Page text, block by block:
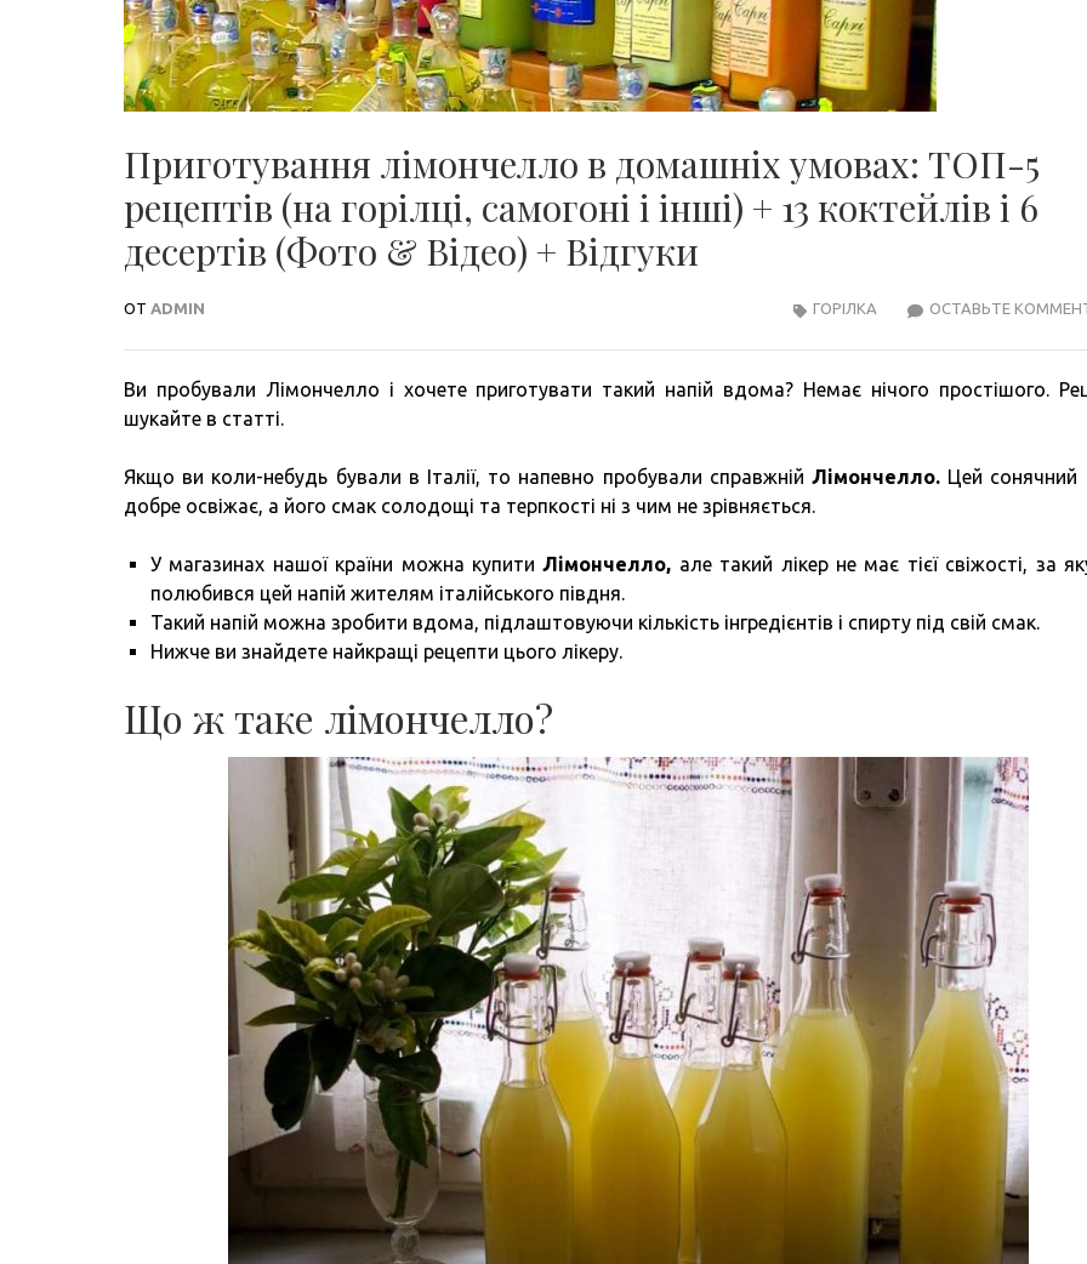
Приготування лімончелло в домашніх умовах: ТОП-5
рецептів (на горілці, самогоні і інші) + 13 коктейлів і 6
десертів (Фото & Відео) + Відгуки
ОТ ADMIN ОСТАВЬТЕ
ГОРІЛКА
Ви пробували Лімончелло і хочете приготувати такий напій вдома? Немає нічого простішого.
шукайте в статті.
Якщо ви коли-небудь бували в Італії, то напевно пробували справжній Лімончелло.Цей сонячний
добре освіжає, а його смак солодощі та терпкості ні з чим не зрівняється.
У магазинах нашої країни можна купитиЛімончелло, але такий лікер не має тієї свіжості, за
полюбився цей напій жителям італійського півдня.
Такий напій можна зробити вдома, підлаштовуючи кількість інгредієнтів і спирту під свій смак.
Нижче ви знайдете найкращі рецепти цього лікеру.
Що ж таке лімончелло?